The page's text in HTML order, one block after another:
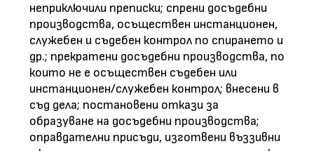
неприключили преписки; спрени досъдебни
производства, осъществен инстанционен,
служебен и съдебен контрол по спирането и
др.; прекратени досъдебни производства, по
които не е осъществен съдебен или
инстанционен/служебен контрол; внесени в
съд дела; постановени откази за
образуване на досъдебни производства;
оправдателни присъди, изготвени въззивни